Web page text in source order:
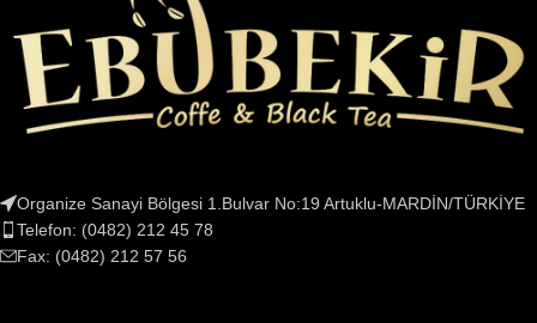
Organize Sanayi Bölgesi 1.Bulvar No:19 Artuklu-MARDİN/TÜRKİYE
Telefon: (0482) 212 45 78
Fax: (0482) 212 57 56